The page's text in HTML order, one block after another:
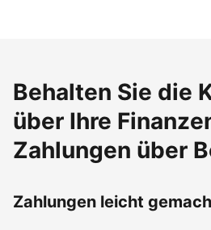
Behalten Sie die
über Ihre
Zahlungen über
Zahlungen leicht